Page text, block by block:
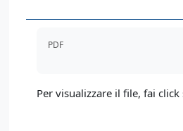
PDF
Per visualizzare il file, fai